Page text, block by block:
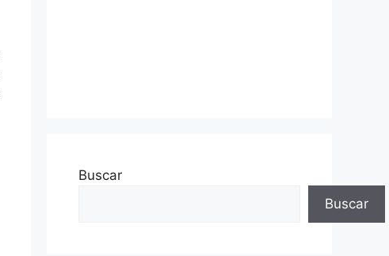
Buscar
Buscar